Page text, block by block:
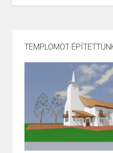
TEMPLOMOT